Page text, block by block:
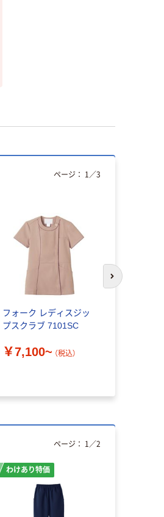
フォーク レディスジッ
プスクラブ 7101SC
￥7,100~ （税込）
ページ： 1 ／3
次のスライド
わけあり特価
ページ： 1 ／2